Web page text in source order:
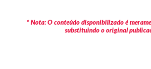
Editais* Nota: O conteúdo disponibilizado é
substituindo o original